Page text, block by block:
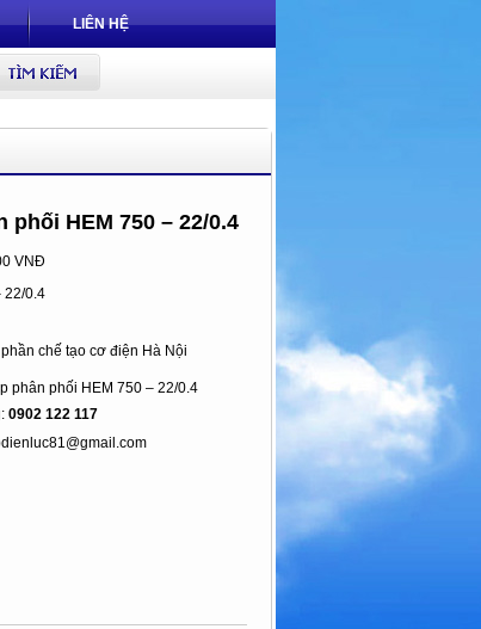
LIÊN HỆ
phối HEM 750 – 22/0.4
VNĐ
22/0.4
chế tạo cơ điện Hà Nội
phân phối HEM 750 – 22/0.4
0902 122 117